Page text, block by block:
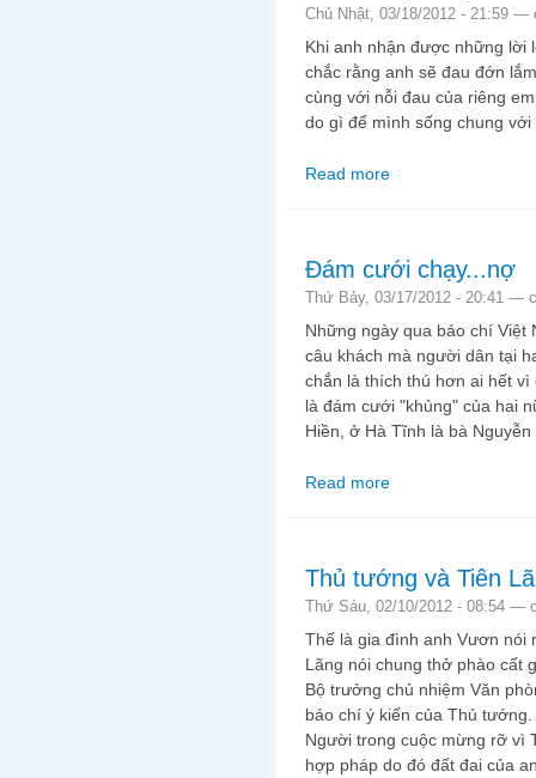
Chủ Nhật, 03/18/2012 - 21:59 —
Khi anh nhận được những lời
chắc rằng anh sẽ đau đớn
cùng với nỗi đau của riêng
do gì để mình sống chung
Read more
Đám cưới chạy...nợ
Thứ Bảy, 03/17/2012 - 20:41 —
Những ngày qua báo chí Việt
câu khách mà người dân tại
chắn là thích thú hơn ai hết
là đám cưới "khủng" của hai
Hiền, ở Hà Tĩnh là bà Nguyễn
Read more
Thủ tướng và Tiên
Thứ Sáu, 02/10/2012 - 08:54 —
Thế là gia đình anh Vươn nói
Lãng nói chung thở phào cất
Bộ trưởng chủ nhiệm Văn
báo chí ý kiến của Thủ tướng.
Người trong cuộc mừng rỡ vì
hợp pháp do đó đất đai của